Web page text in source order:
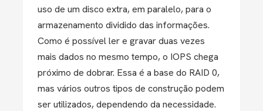
uso de um disco extra, em paralelo, para o
armazenamento dividido das informações.
Como é possível ler e gravar duas vezes
mais dados no mesmo tempo, o IOPS chega
próximo de dobrar. Essa é a base do RAID 0,
mas vários outros tipos de construção podem
ser utilizados, dependendo da necessidade.